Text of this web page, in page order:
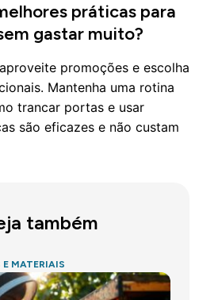
práticas para
gastar muito?
promoções e escolha
Mantenha uma rotina
trancar portas e usar
são eficazes e não custam
também
MATERIAIS